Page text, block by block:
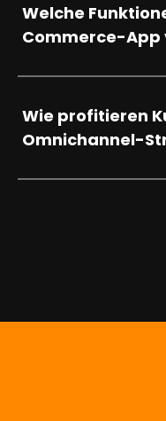
Welche
Commerce-App
Wie profitieren
Omnichannel-